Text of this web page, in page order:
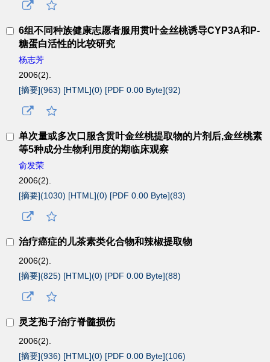
6组不同种族健康志愿者服用贯叶金丝桃诱导CYP3A和P-
糖蛋白活性的比较研究
杨志芳
2006(2).
[摘要](963) [HTML](0) [PDF 0.00 Byte](92)
单次量或多次口服含贯叶金丝桃提取物的片剂后,金丝桃素
等5种成分生物利用度的期临床观察
俞发荣
2006(2).
[摘要](1030) [HTML](0) [PDF 0.00 Byte](83)
治疗癌症的儿茶素类化合物和辣椒提取物
2006(2).
[摘要](825) [HTML](0) [PDF 0.00 Byte](88)
灵芝孢子治疗脊髓损伤
2006(2).
[摘要](936) [HTML](0) [PDF 0.00 Byte](106)